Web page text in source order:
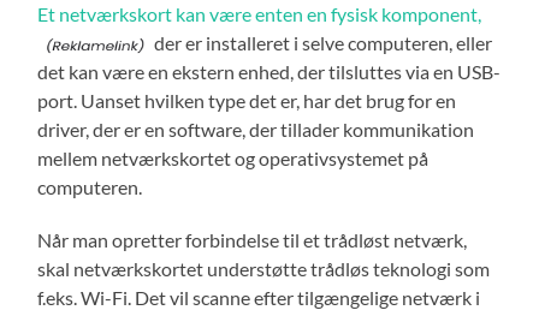
Et netværkskort kan være enten en fysisk komponent,
der er installeret i selve computeren, eller
det kan være en ekstern enhed, der tilsluttes via en USB-
port. Uanset hvilken type det er, har det brug for en
driver, der er en software, der tillader kommunikation
mellem netværkskortet og operativsystemet på
computeren.
Når man opretter forbindelse til et trådløst netværk,
skal netværkskortet understøtte trådløs teknologi som
f.eks. Wi-Fi. Det vil scanne efter tilgængelige netværk i